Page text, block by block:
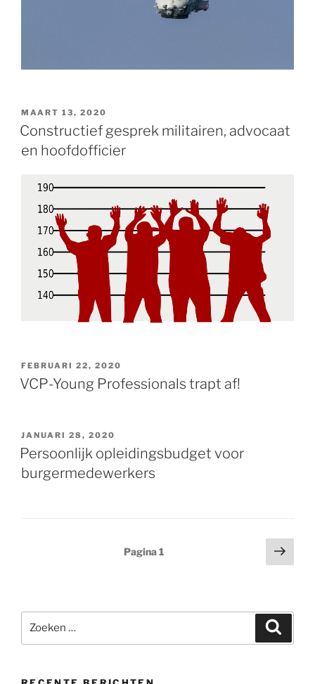
GEPLAATST
OP
MAART 13, 2020
Constructief gesprek militairen, advocaat
en hoofdofficier
GEPLAATST
OP
FEBRUARI 22, 2020
VCP-Young Professionals trapt af!
GEPLAATST
OP
JANUARI 28, 2020
Persoonlijk opleidingsbudget voor
burgermedewerkers
Pagina1
Zoeken